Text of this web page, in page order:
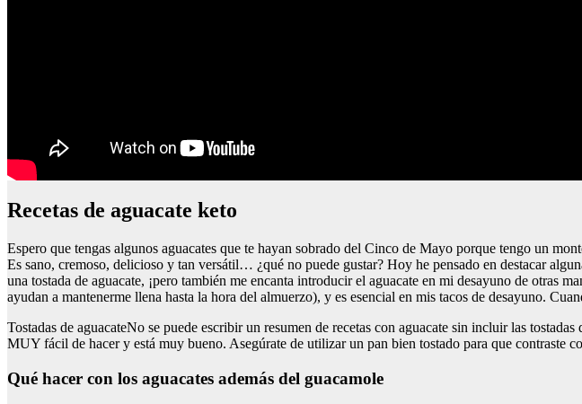
Recetas de aguacate keto
Espero que tengas algunos aguacates que te hayan sobrado del Cinco de Mayo porque tengo un
Es sano, cremoso, delicioso y tan versátil… ¿qué no puede gustar? Hoy he pensado en destacar
una tostada de aguacate, ¡pero también me encanta introducir el aguacate en mi desayuno de otras
ayudan a mantenerme llena hasta la hora del almuerzo), y es esencial en mis tacos de desayuno.
Tostadas de aguacateNo se puede escribir un resumen de recetas con aguacate sin incluir las
MUY fácil de hacer y está muy bueno. Asegúrate de utilizar un pan bien tostado para que contraste
Qué hacer con los aguacates además del guacamole